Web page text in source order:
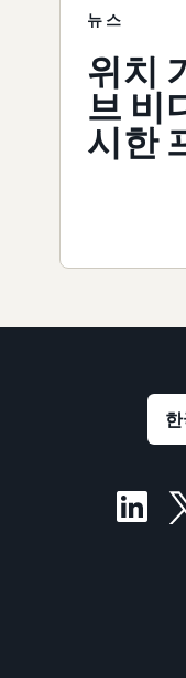
뉴스
위치
브 비
시한